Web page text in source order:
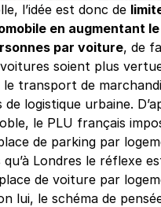
l’idée est donc de
en augmentant le
par voiture, de
soient plus
transport de
de logistique urbaine.
le PLU français
de parking par
Londres le réflexe
de voiture par
lui, le schéma de